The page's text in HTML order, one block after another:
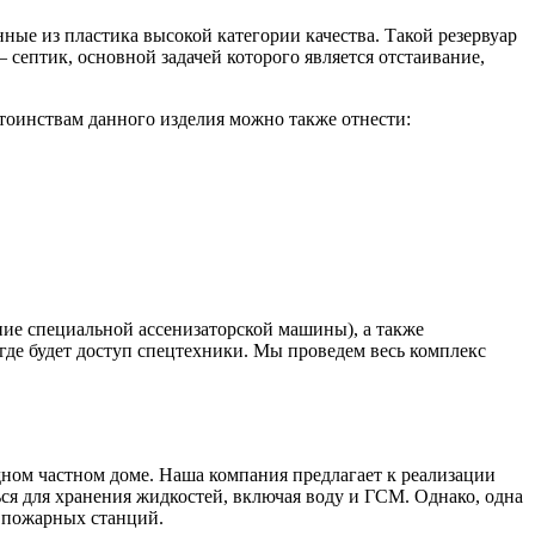
из пластика высокой категории качества. Такой резервуар
основной задачей которого является отстаивание,
данного изделия можно также отнести:
специальной ассенизаторской машины), а также
будет доступ спецтехники. Мы проведем весь комплекс
частном доме. Наша компания предлагает к реализации
для хранения жидкостей, включая воду и ГСМ. Однако, одна
пожарных станций.